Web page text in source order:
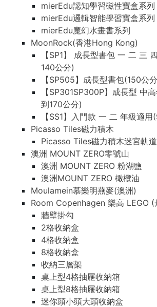
mierEdu認知學習磁性寶盒系列
mierEdu邏輯智能學習寶盒系列
mierEdu魔幻水畫書系列
MoonRock(香港Hong Kong)
【SP1】 成長型書包 一 二 三
140公分)
【SP505】成長型書包(150公
【SP301SP300P】成長型 中
到170公分)
【SS1】入門款 一 二 年級適
Picasso Tiles磁力積木
Picasso Tiles磁力積木迷宮軌道
澳洲 MOUNT ZERO零號山
澳洲 MOUNT ZERO 粉湖鹽
澳洲MOUNT ZERO 橄欖油
Moulamein慕樂明燕麥(澳洲)
Room Copenhagen 樂高 LEGO (
牆壁掛勾
2格收納盒
4格收納盒
8格收納盒
收納三層架
桌上型4格抽屜收納箱
桌上型8格抽屜收納箱
迷你頭小頭大頭收納盒